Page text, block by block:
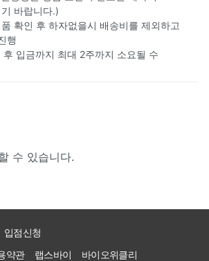
바랍니다.)
확인 후 하자없을시 배송비를 제외하고
행
후 입금까지 최대 2주까지 소요될 수
수 있습니다.
입점신청
약관 랩스바이 바이오위클리